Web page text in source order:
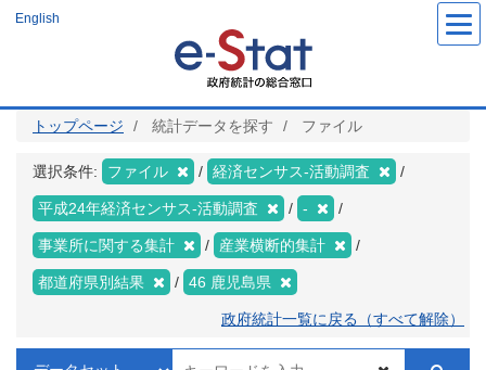
ツ
English
トップページ 統計データを探す ファイル
選択条件: ファイル 経済センサス‐活動調査
平成24年経済センサス‐活動調査 -
事業所に関する集計 産業横断的集計
都道府県別結果 46 鹿児島県
政府統計一覧に戻る（すべて解除）